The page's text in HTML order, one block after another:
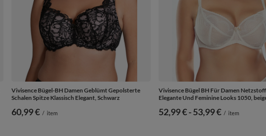
Vivisence Bügel-BH Damen Geblümt Gepolsterte
Schalen Spitze Klassisch Elegant, Schwarz
60,99 € / item
Vivisence Bügel BH Für Damen
Elegante Und Feminine Looks 1050,
ab
52,99 €-bis
53,99 € / item